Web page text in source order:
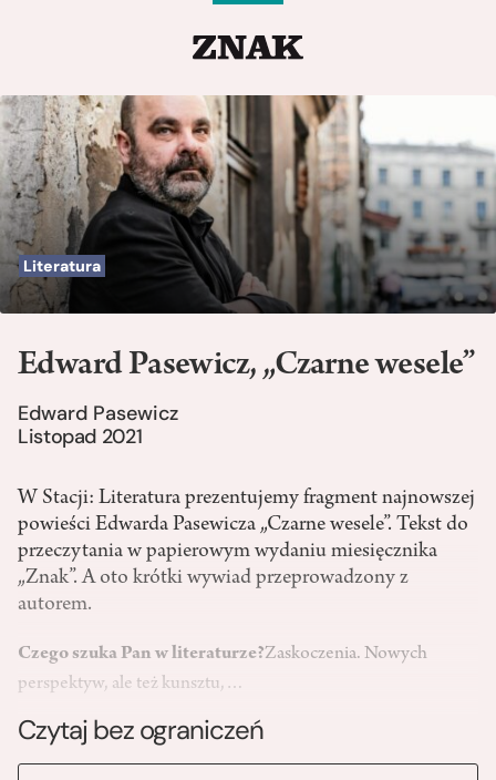
Literatura
Edward Pasewicz, „Czarne wesele”
Edward Pasewicz
Listopad 2021
W Stacji: Literatura prezentujemy fragment najnowszej
powieści Edwarda Pasewicza „Czarne wesele”. Tekst do
przeczytania w papierowym wydaniu miesięcznika
„Znak”. A oto krótki wywiad przeprowadzony z
autorem.
Czego szuka Pan w literaturze?Zaskoczenia. Nowych
perspektyw, ale też kunsztu,…
Czytaj bez ograniczeń